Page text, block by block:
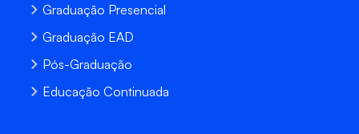
Graduação Presencial
Graduação EAD
Pós-Graduação
Educação Continuada